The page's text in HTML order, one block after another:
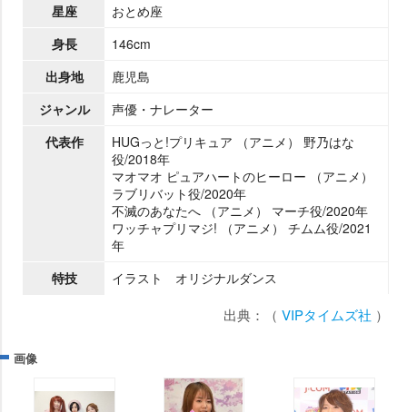
星座
おとめ座
身長
146cm
出身地
鹿児島
ジャンル
声優・ナレーター
代表作
HUGっと!プリキュア （アニメ） 野乃はな
役/2018年
マオマオ ピュアハートのヒーロー （アニメ）
ラブリバット役/2020年
不滅のあなたへ （アニメ） マーチ役/2020年
ワッチャプリマジ! （アニメ） チムム役/2021
年
特技
イラスト オリジナルダンス
出典：（ VIPタイムズ社 ）
画像